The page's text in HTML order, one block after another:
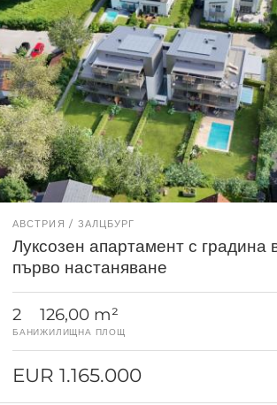
АВСТРИЯ ЗАЛЦБУРГ
Луксозен апартамент с градина
първо настаняване
2
БАНИ
126,00 m²
ЖИЛИЩНА ПЛОЩ
EUR 1.165.000